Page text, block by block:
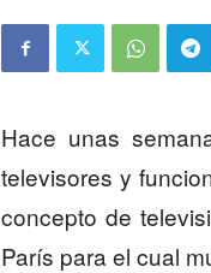
Hace unas
televisores y
concepto de
París para el cual